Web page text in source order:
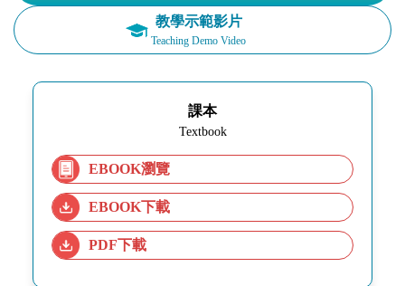
教學示範影片
Teaching Demo Video
課本
Textbook
EBOOK瀏覽
EBOOK下載
PDF下載